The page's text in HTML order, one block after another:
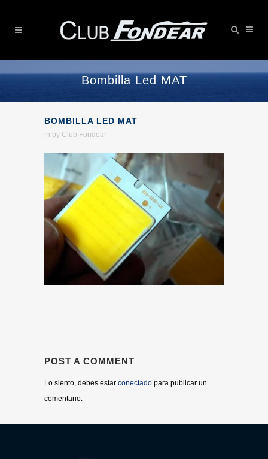
Bombilla Led MAT
BOMBILLA LED MAT
in by Club Fondear
POST A COMMENT
Lo siento, debes estar conectado para publicar un
comentario.